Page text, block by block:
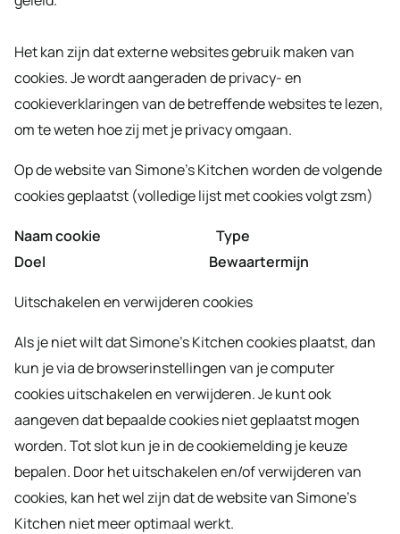
Het kan zijn dat externe websites gebruik maken van
cookies. Je wordt aangeraden de privacy- en
cookieverklaringen van de betreffende websites te lezen,
om te weten hoe zij met je privacy omgaan.
Op de website van Simone’s Kitchen worden de volgende
cookies geplaatst (volledige lijst met cookies volgt zsm)
Naam cookie Type
Doel Bewaartermijn
Uitschakelen en verwijderen cookies
Als je niet wilt dat Simone’s Kitchen cookies plaatst, dan
kun je via de browserinstellingen van je computer
cookies uitschakelen en verwijderen. Je kunt ook
aangeven dat bepaalde cookies niet geplaatst mogen
worden. Tot slot kun je in de cookiemelding je keuze
bepalen. Door het uitschakelen en/of verwijderen van
cookies, kan het wel zijn dat de website van Simone’s
Kitchen niet meer optimaal werkt.